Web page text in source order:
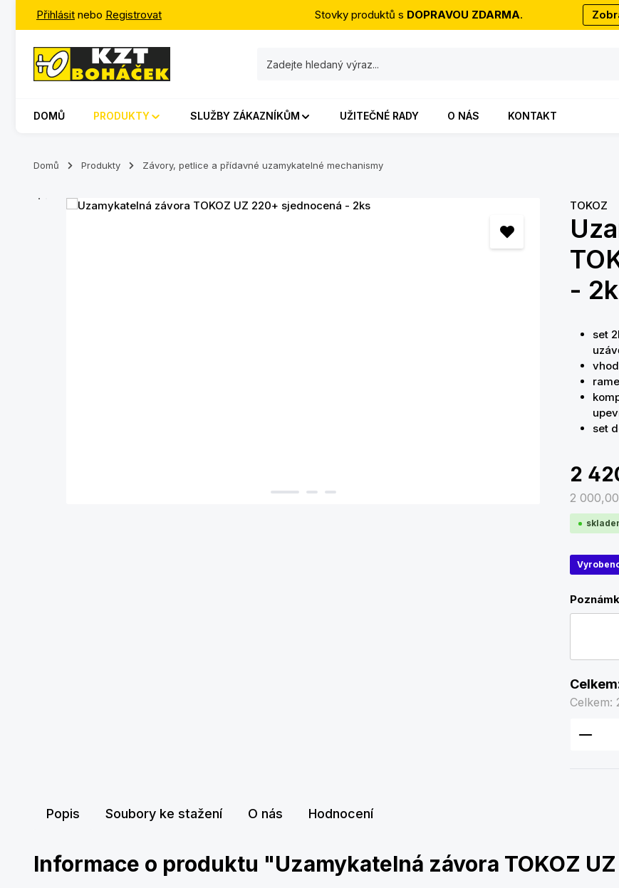
na hlavní obsah
Přeskočit na vyhledávání
Přeskočit na hlavní navigaci
Přihlásit nebo Registrovat Stovky produktů s DOPRAVOU ZDARMA.
DOMŮ PRODUKTY SLUŽBY ZÁKAZNÍKŮM UŽITEČNÉ RADY O NÁS KONTAKT
Domů Produkty Závory, petlice a přídavné uzamykatelné mechanismy
Přeskočit galerii obrázků TOKOZ
-
set
set
2
2
Celkem:
Popis Soubory ke stažení O nás Hodnocení
Informace o produktu "Uzamykatelná závora TOKOZ